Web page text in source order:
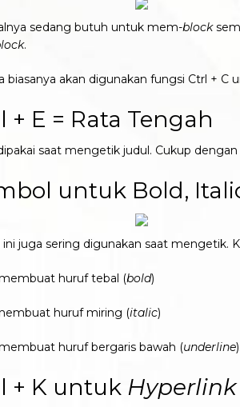
sedang butuh untuk mem-block
.
biasanya akan digunakan fungsi Ctrl + C
+ E = Rata Tengah
saat mengetik judul. Cukup
untuk Bold,
ini juga sering digunakan saat mengetik.
huruf tebal (bold)
huruf miring (italic)
huruf bergaris bawah (underline).
+ K untuk Hyperlink